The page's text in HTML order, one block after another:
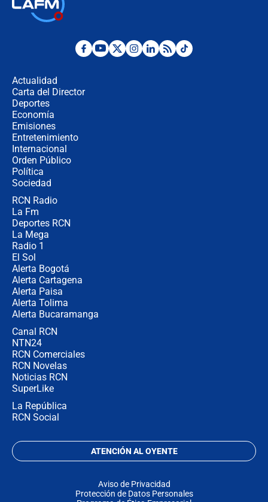
"No hubo fraude ni posibilidad de
Actualidad
Carta del Director
Deportes
Economía
Emisiones
Entretenimiento
Internacional
Orden Público
Política
Sociedad
RCN Radio
La Fm
Deportes RCN
La Mega
Radio 1
El Sol
Alerta Bogotá
Alerta Cartagena
Alerta Paisa
Alerta Tolima
Alerta Bucaramanga
Canal RCN
NTN24
RCN Comerciales
RCN Novelas
Noticias RCN
SuperLike
La República
RCN Social
ATENCIÓN AL OYENTE
Aviso de Privacidad
Protección de Datos Personales